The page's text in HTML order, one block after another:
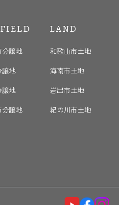
分譲地
譲地
譲地
譲地
LAND
和歌山市土地
海南市土地
岩出市土地
紀の川市土地